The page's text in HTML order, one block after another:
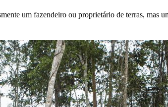
um fazendeiro ou proprietário de terras,